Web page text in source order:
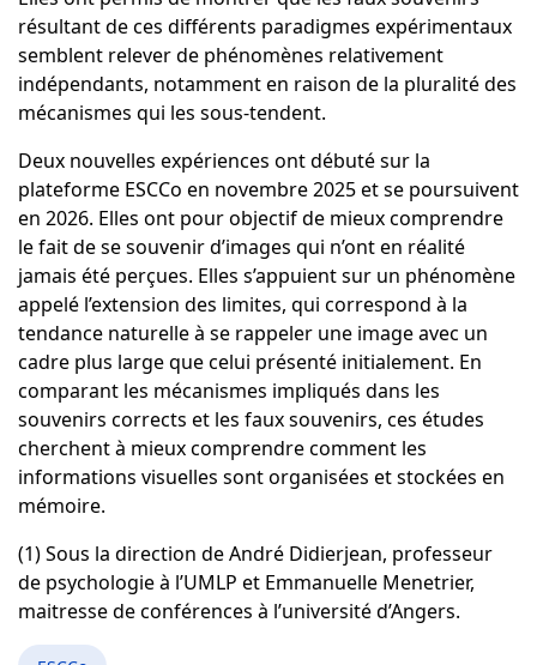
résultant de ces différents paradigmes expérimentaux
semblent relever de phénomènes relativement
indépendants, notamment en raison de la pluralité des
mécanismes qui les sous-tendent.
Deux nouvelles expériences ont débuté sur la
plateforme ESCCo en novembre 2025 et se poursuivent
en 2026. Elles ont pour objectif de mieux comprendre
le fait de se souvenir d’images qui n’ont en réalité
jamais été perçues. Elles s’appuient sur un phénomène
appelé l’extension des limites, qui correspond à la
tendance naturelle à se rappeler une image avec un
cadre plus large que celui présenté initialement. En
comparant les mécanismes impliqués dans les
souvenirs corrects et les faux souvenirs, ces études
cherchent à mieux comprendre comment les
informations visuelles sont organisées et stockées en
mémoire.
(1)Sous la direction de André Didierjean, professeur
de psychologie à l’UMLP et Emmanuelle Menetrier,
maitresse de conférences à l’université d’Angers.